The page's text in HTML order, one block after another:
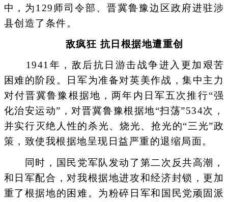
中，为129师司令部、晋冀鲁豫边区政府进驻涉
县创造了条件。
敌疯狂 抗日根据地遭重创
1941年，敌后抗日游击战争进入更加艰苦
困难的阶段。日军为准备对英美作战，集中主力
对付晋冀鲁豫根据地，两年内日军五次推行“强
化治安运动”，对晋冀鲁豫根据地“扫荡”534次，
并实行灭绝人性的杀光、烧光、抢光的“三光”政
策，致使我根据地呈现日益严重的退缩局面。
同时，国民党军队发动了第二次反共高潮，
和日军配合，对我根据地进攻和经济封锁，更加
重了根据地的困难。为粉碎日军和国民党顽固派